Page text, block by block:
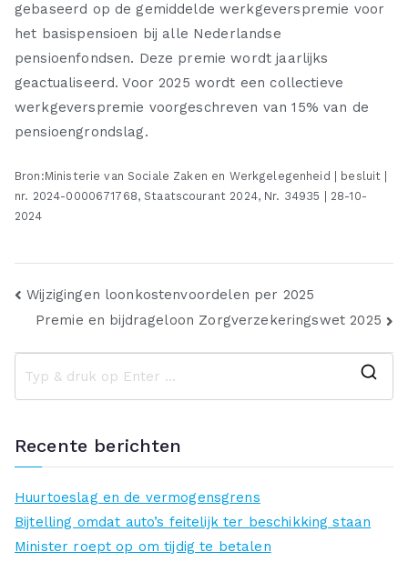
gebaseerd op de gemiddelde werkgeverspremie voor
het basispensioen bij alle Nederlandse
pensioenfondsen. Deze premie wordt jaarlijks
geactualiseerd. Voor 2025 wordt een collectieve
werkgeverspremie voorgeschreven van 15% van de
pensioengrondslag.
Bron:Ministerie van Sociale Zaken en Werkgelegenheid | besluit |
nr. 2024-0000671768, Staatscourant 2024, Nr. 34935 | 28-10-
2024
Bericht
navigatie
Wijzigingen loonkostenvoordelen per 2025
Premie en bijdrageloon Zorgverzekeringswet 2025
Recente berichten
Huurtoeslag en de vermogensgrens
Bijtelling omdat auto’s feitelijk ter beschikking staan
Minister roept op om tijdig te betalen